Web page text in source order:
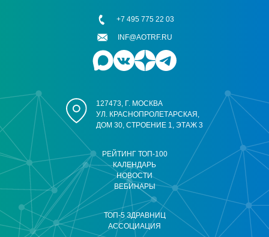
РЕЙТИНГ ТОП-100
КАЛЕНДАРЬ
НОВОСТИ
ВЕБИНАРЫ
ТОП-5 ЗДРАВНИЦ
АССОЦИАЦИЯ
127473, Г. МОСКВА
УЛ. КРАСНОПРОЛЕТАРСКАЯ,
ДОМ 30, СТРОЕНИЕ 1, ЭТАЖ 3
+7 495 775 22 03
INF@AOTRF.RU